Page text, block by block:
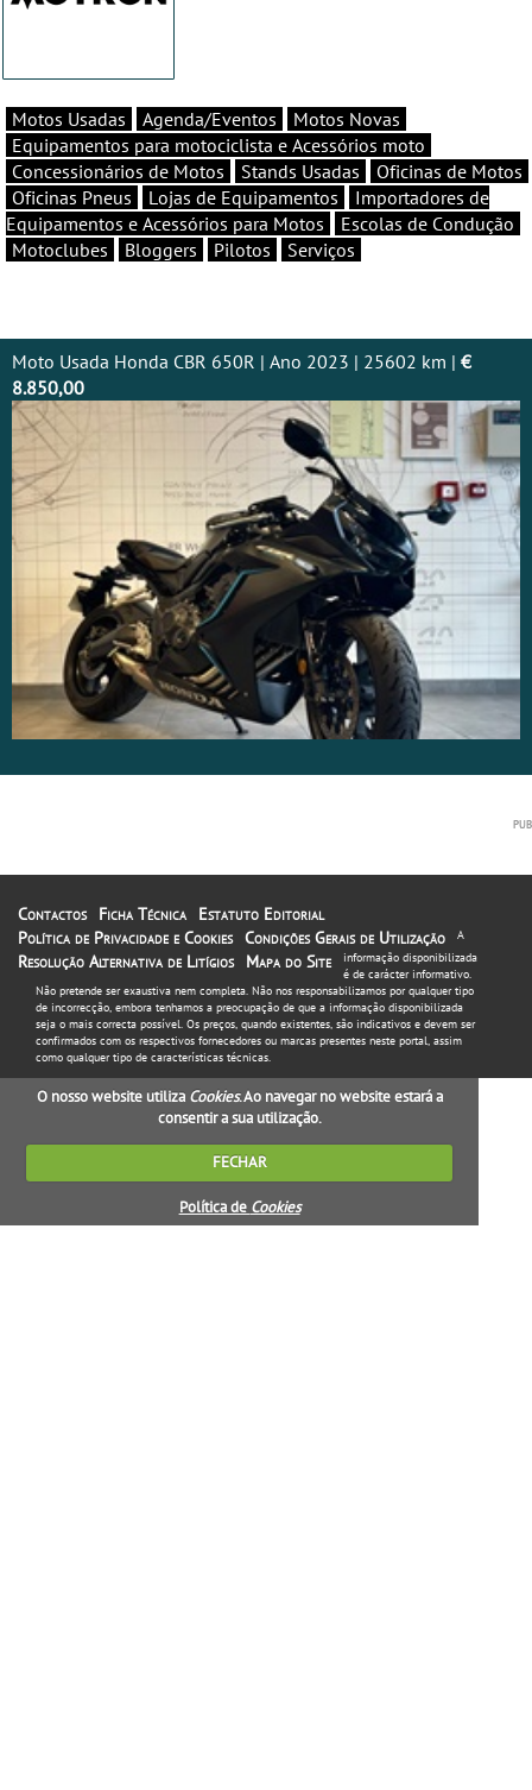
Motos Usadas Agenda/Eventos
Motos Novas
Equipamentos para motociclista e Acessórios moto
Concessionários de Motos
Stands Usadas
Oficinas de Motos
Oficinas Pneus
Lojas de Equipamentos
Importadores de
Equipamentos e Acessórios para Motos
Escolas de Condução
Motoclubes
Bloggers Pilotos Serviços
Moto Usada Honda CBR 650R | Ano 2023 | 25602 km | €
8.850,00
Contactos Ficha Técnica
Estatuto Editorial
Política de Privacidade e Cookies Condições Gerais de Utilização
Resolução Alternativa de Litígios
Mapa do Site
A
informação disponibilizada
é de carácter informativo.
Não pretende ser exaustiva nem completa. Não nos responsabilizamos por qualquer tipo
de incorrecção, embora tenhamos a preocupação de que a informação disponibilizada
seja o mais correcta possível. Os preços, quando existentes, são indicativos e devem ser
confirmados com os respectivos fornecedores ou marcas presentes neste portal, assim
como qualquer tipo de características técnicas.
O nosso website utiliza Cookies. Ao navegar no website estará a
consentir a sua utilização.
FECHAR
Política de Cookies